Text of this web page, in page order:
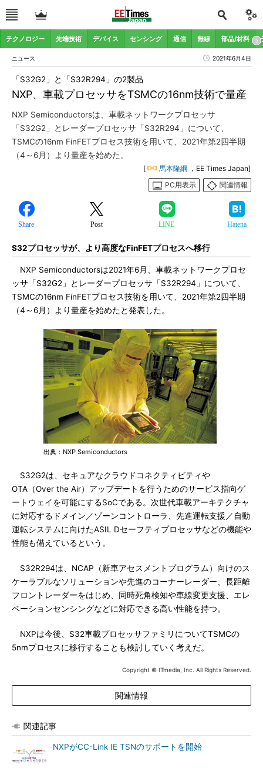
テクノロジー 先端技術 デバイス センシング 通信 無線 部品/材料
ニュース 2021年6月4日
NXP、車載プロセッサをTSMCの16nm技術で量産
「S32G2」と「S32R294」の2製品
NXP Semiconductorsは、車載ネットワークプロセッサ
「S32G2」とレーダープロセッサ「S32R294」について、
TSMCの16nm FinFETプロセス技術を用いて、2021年第2四半期
（4～6月）より量産を始めた。
[ 馬本隆綱 ，EE Times Japan]
PC用表示
関連情報
Share Post LINE Hatena
S32プロセッサが、より高度なFinFETプロセスへ移行
NXP Semiconductorsは2021年6月、車載ネットワークプロセ
ッサ「S32G2」とレーダープロセッサ「S32R294」について、
TSMCの16nm FinFETプロセス技術を用いて、2021年第2四半期
（4～6月）より量産を始めたと発表した。
出典：NXP Semiconductors
S32G2は、セキュアなクラウドコネクティビティや
OTA（Over the Air）アップデートを行うためのサービス指向ゲ
ートウェイを可能にするSoCである。次世代車載アーキテクチャ
に対応するドメイン／ゾーンコントローラ、先進運転支援／自動
運転システムに向けたASIL Dセーフティプロセッサなどの機能や
性能も備えているという。
S32R294は、NCAP（新車アセスメントプログラム）向けのス
ケーラブルなソリューションや先進のコーナーレーダー、長距離
フロントレーダーをはじめ、同時死角検知や車線変更支援、エレ
ベーションセンシングなどに対応できる高い性能を持つ。
NXPは今後、S32車載プロセッサファミリについてTSMCの
5nmプロセスに移行することも検討していく考えだ。
Copyright © ITmedia, Inc. All Rights Reserved.
関連情報
関連記事
NXPがCC-Link IE TSNのサポートを開始